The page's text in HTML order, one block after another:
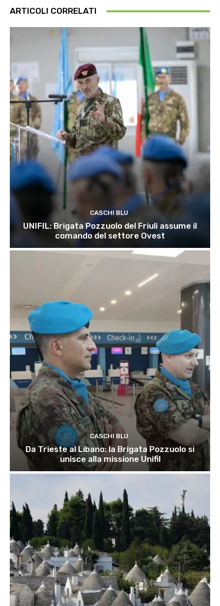
ARTICOLI CORRELATI
CASCHI BLU
UNIFIL: Brigata Pozzuolo del Friuli assume il
comando del settore Ovest
CASCHI BLU
Da Trieste al Libano: la Brigata Pozzuolo si
unisce alla missione Unifil